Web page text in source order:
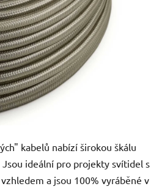
kabelů nabízí širokou škálu
Jsou ideální pro projekty svítidel s
a jsou 100% vyráběné v